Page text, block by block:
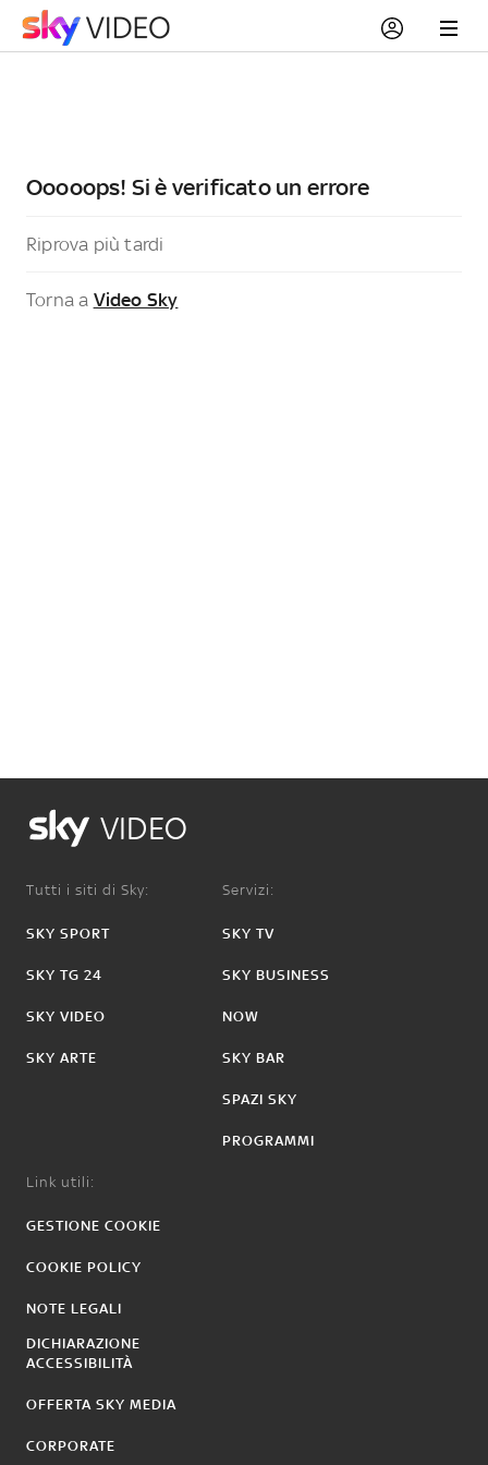
Ooooops! Si è verificato un errore
Riprova più tardi
Torna a Video Sky
VIDEO
Tutti i siti di Sky:
SKY SPORT
SKY TG 24
SKY VIDEO
SKY ARTE
Servizi:
SKY TV
SKY BUSINESS
NOW
SKY BAR
SPAZI SKY
PROGRAMMI
Link utili:
GESTIONE COOKIE
COOKIE POLICY
NOTE LEGALI
DICHIARAZIONE
ACCESSIBILITÀ
OFFERTA SKY MEDIA
CORPORATE